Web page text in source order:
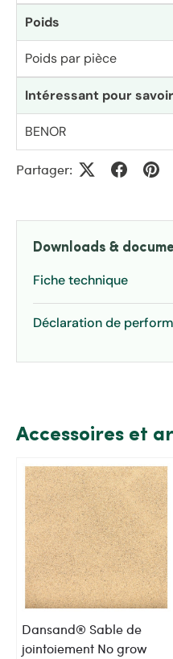
Poids
Poids par pièce
Intéressant pour savoir
BENOR
Partager:
Downloads &
Fiche technique
Déclaration de
Accessoires et
Dansand® Sable de
jointoiement No grow